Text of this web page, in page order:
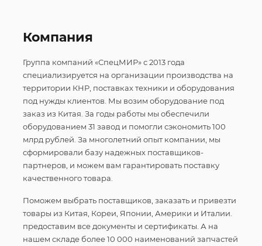
Компания
Группа компаний «СпецМИР» с 2013 года
специализируется на организации производства на
территории КНР, поставках техники и оборудования
под нужды клиентов. Мы возим оборудование под
заказ из Китая. За годы работы мы обеспечили
оборудованием 31 завод и помогли сэкономить 100
млрд рублей. За многолетний опыт компании, мы
сформировали базу надежных поставщиков-
партнеров, и можем вам гарантировать поставку
качественного товара.
Поможем выбрать поставщиков, заказать и привезти
товары из Китая, Кореи, Японии, Америки и Италии.
предоставим все документы и сертификаты. А на
нашем складе более 10 000 наименований запчастей